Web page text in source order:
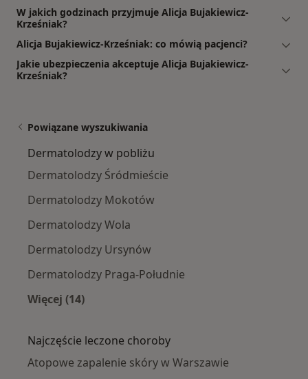
W jakich godzinach przyjmuje Alicja Bujakiewicz-
Krześniak?
Alicja Bujakiewicz-Krześniak: co mówią pacjenci?
Jakie ubezpieczenia akceptuje Alicja Bujakiewicz-
Krześniak?
Powiązane wyszukiwania
Dermatolodzy w pobliżu
Dermatolodzy Śródmieście
Dermatolodzy Mokotów
Dermatolodzy Wola
Dermatolodzy Ursynów
Dermatolodzy Praga-Południe
Więcej (14)
Najczęście leczone choroby
Atopowe zapalenie skóry w Warszawie